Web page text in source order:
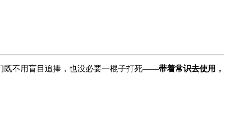
既不用盲目追捧，也没必要一棍子打死——带着常识去使用，